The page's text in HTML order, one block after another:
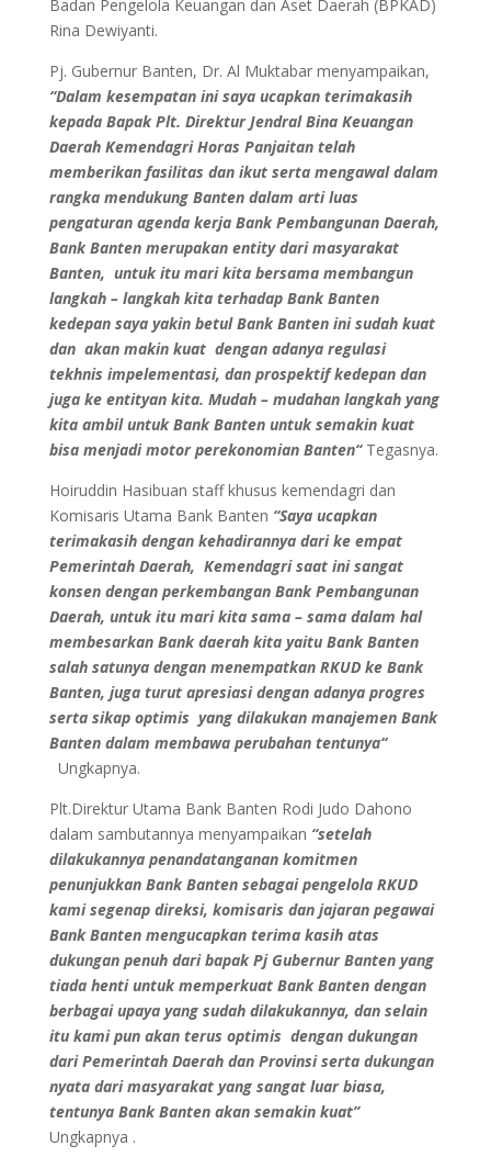
Badan Pengelola Keuangan dan Aset Daerah (BPKAD)
Rina Dewiyanti.
Pj. Gubernur Banten, Dr. Al Muktabar menyampaikan,
“Dalam kesempatan ini saya ucapkan terimakasih
kepada BapakPlt. Direktur Jendral Bina Keuangan
Daerah Kemendagri Horas Panjaitan telah
memberikan fasilitas dan ikut serta mengawal dalam
rangka mendukung Banten dalam arti luas
pengaturan agenda kerja Bank Pembangunan Daerah,
Bank Banten merupakan entity dari masyarakat
Banten, untuk itu mari kita bersama membangun
langkah – langkah kita terhadap Bank Banten
kedepan saya yakin betul Bank Banten ini sudah kuat
dan akan makin kuat dengan adanya regulasi
tekhnis impelementasi, dan prospektif kedepan dan
juga ke entityan kita. Mudah – mudahan langkah yang
kita ambil untuk Bank Banten untuk semakin kuat
bisa menjadi motor perekonomian Banten“Tegasnya.
Hoiruddin Hasibuan staff khusus kemendagri dan
Komisaris Utama Bank Banten “Saya ucapkan
terimakasih dengan kehadirannya dari ke empat
Pemerintah Daerah, Kemendagri saat ini sangat
konsen dengan perkembangan Bank Pembangunan
Daerah, untuk itu mari kita sama – sama dalam hal
membesarkan Bank daerah kita yaitu Bank Banten
salah satunya dengan menempatkan RKUD ke Bank
Banten, juga turut apresiasi dengan adanya progres
serta sikap optimis yang dilakukan manajemen Bank
Banten dalam membawa perubahan tentunya“
Ungkapnya.
Plt.Direktur Utama Bank Banten Rodi Judo Dahono
dalam sambutannya menyampaikan “setelah
dilakukannya penandatanganan komitmen
penunjukkan Bank Banten sebagai pengelola RKUD
kamisegenap direksi, komisaris dan jajaran pegawai
Bank Banten mengucapkan terima kasih atas
dukungan penuh dari bapak Pj Gubernur Banten yang
tiada henti untuk memperkuat Bank Banten dengan
berbagai upaya yang sudah dilakukannya, dan selain
itu kami pun akan terus optimis dengan dukungan
dari Pemerintah Daerah dan Provinsi serta dukungan
nyata dari masyarakat yang sangat luar biasa,
tentunya Bank Banten akan semakin kuat”
Ungkapnya .